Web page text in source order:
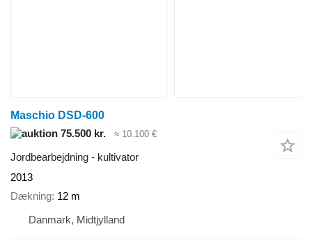
Maschio DSD-600
75.500 kr.
≈ 10.100 €
Jordbearbejdning - kultivator
2013
Dækning 12 m
Danmark, Midtjylland